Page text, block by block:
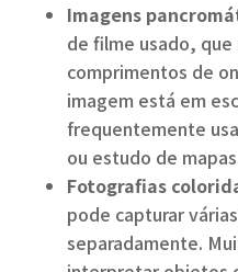
Imagens
de filme usado,
comprimentos de
imagem está em
frequentemente
ou estudo de
Fotografias
pode capturar
separadamente.